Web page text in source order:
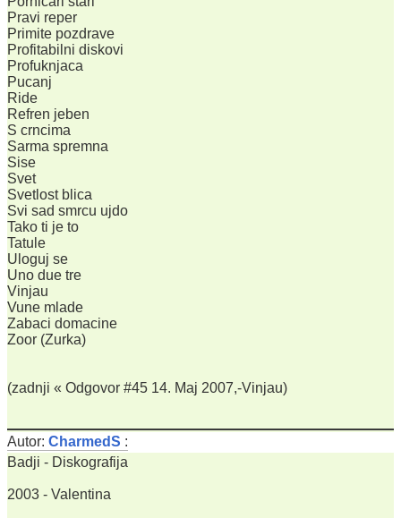
Pravi reper
Primite pozdrave
Profitabilni diskovi
Profuknjaca
Pucanj
Ride
Refren jeben
S crncima
Sarma spremna
Sise
Svet
Svetlost blica
Svi sad smrcu ujdo
Tako ti je to
Tatule
Uloguj se
Uno due tre
Vinjau
Vune mlade
Zabaci domacine
Zoor (Zurka)
(zadnji « Odgovor #45 14. Maj 2007,-Vinjau)
Autor: CharmedS :
Badji - Diskografija
2003 - Valentina